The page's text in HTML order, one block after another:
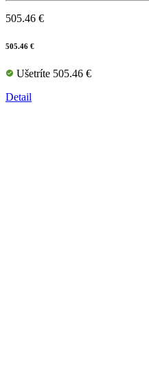
505.46 €
505.46 €
Ušetríte 505.46 €
Detail